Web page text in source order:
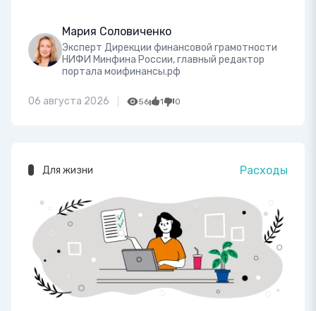
Мария Соловиченко
Эксперт Дирекции финансовой грамотности
НИФИ Минфина России, главный редактор
портала моифинансы.рф
06 августа 2026 56 1 0
Для жизни Расходы